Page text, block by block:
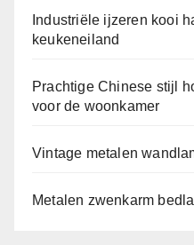
Industriële ijzeren kooi
keukeneiland
Prachtige Chinese stijl
voor de woonkamer
Vintage metalen
Metalen zwenkarm